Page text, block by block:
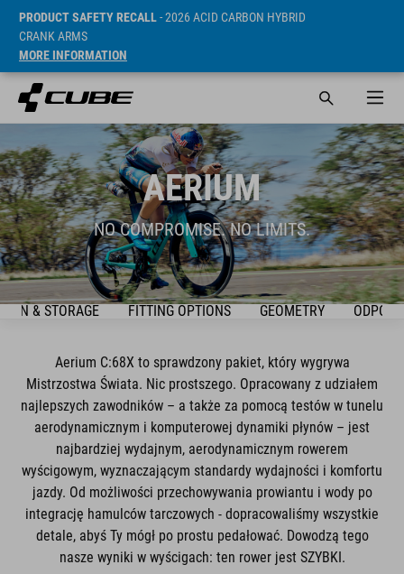
PRODUCT SAFETY RECALL- 2026 ACID CARBON HYBRID
CRANK ARMS
MORE INFORMATION
AERIUM
NO COMPROMISE. NO LIMITS.
& STORAGE FITTING OPTIONS GEOMETRY
Aerium C:68X to sprawdzony pakiet, który wygrywa
Mistrzostwa Świata. Nic prostszego. Opracowany z udziałem
najlepszych zawodników – a także za pomocą testów w tunelu
aerodynamicznym i komputerowej dynamiki płynów – jest
najbardziej wydajnym, aerodynamicznym rowerem
wyścigowym, wyznaczającym standardy wydajności i komfortu
jazdy. Od możliwości przechowywania prowiantu i wody po
integrację hamulców tarczowych - dopracowaliśmy wszystkie
detale, abyś Ty mógł po prostu pedałować. Dowodzą tego
nasze wyniki w wyścigach: ten rower jest SZYBKI.